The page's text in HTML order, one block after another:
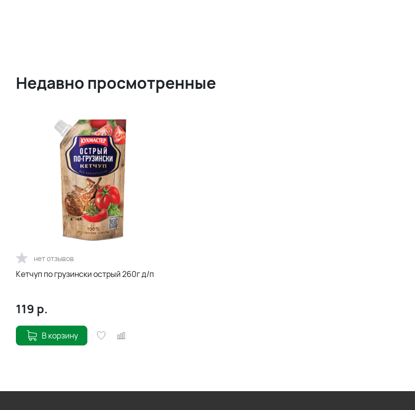
Недавно просмотренные
нет отзывов
Кетчуп по грузински острый 260г д/п
119 р.
В корзину